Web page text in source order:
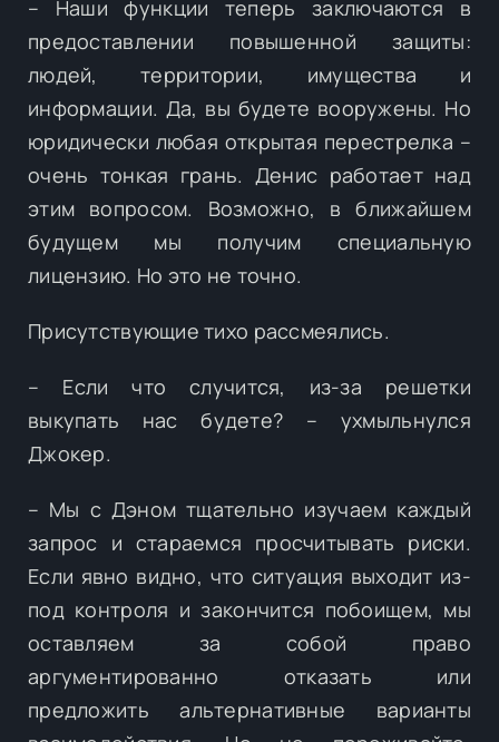
– Наши функции теперь заключаются в
предоставлении повышенной защиты:
людей, территории, имущества и
информации. Да, вы будете вооружены. Но
юридически любая открытая перестрелка –
очень тонкая грань. Денис работает над
этим вопросом. Возможно, в ближайшем
будущем мы получим специальную
лицензию. Но это не точно.
Присутствующие тихо рассмеялись.
– Если что случится, из-за решетки
выкупать нас будете? – ухмыльнулся
Джокер.
– Мы с Дэном тщательно изучаем каждый
запрос и стараемся просчитывать риски.
Если явно видно, что ситуация выходит из-
под контроля и закончится побоищем, мы
оставляем за собой право
аргументированно отказать или
предложить альтернативные варианты